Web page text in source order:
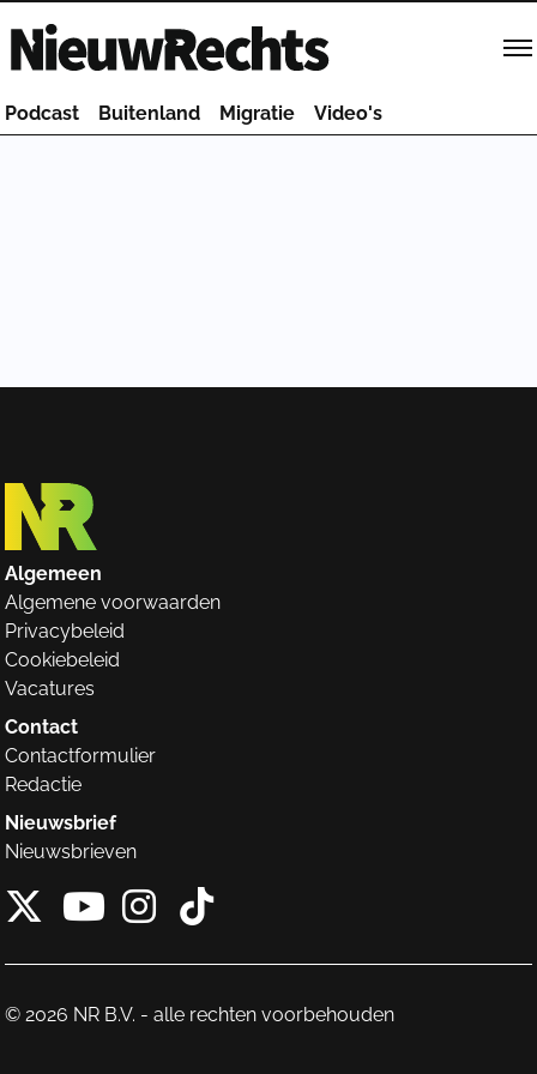
Homepage van NieuwRechts
Podcast Buitenland Migratie Video's
Algemeen
Algemene voorwaarden
Privacybeleid
Cookiebeleid
Vacatures
Contact
Contactformulier
Redactie
Nieuwsbrief
Nieuwsbrieven
X van NieuwRechts
Instagram van
Tiktok van
© 2026 NR B.V. - alle rechten voorbehouden